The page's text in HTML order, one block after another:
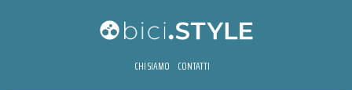
CHI SIAMO CONTATTI